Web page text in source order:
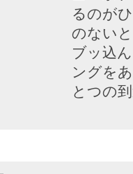
るのが
のない
ブッ込
ングを
とつの